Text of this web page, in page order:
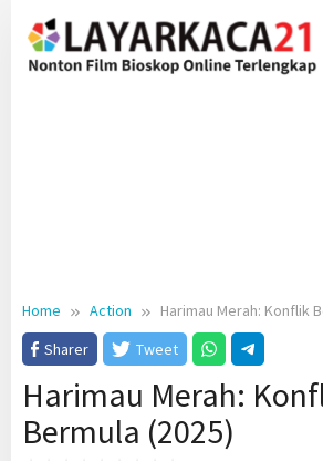
content
Home Action
Harimau Merah: Konflik
Sharer
Tweet
Harimau Merah:
Bermula (2025)